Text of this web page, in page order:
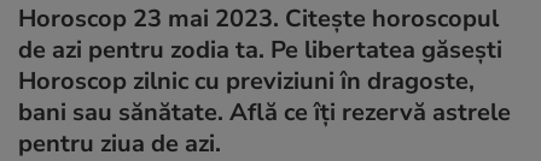
Horoscop 23 mai 2023. Citește horoscopul
de azi pentru zodia ta. Pe libertatea găsești
Horoscop zilnic cu previziuni în dragoste,
bani sau sănătate. Află ce îți rezervă astrele
pentru ziua de azi.